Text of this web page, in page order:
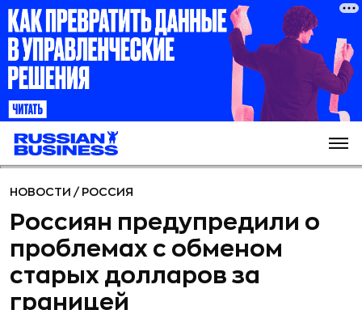
НОВОСТИ / РОССИЯ
Россиян предупредили о
проблемах с обменом
старых долларов за
границей